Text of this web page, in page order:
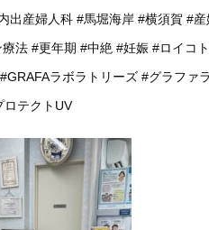
出産婦人科 #馬堀海岸 #横須賀 #産
療法 #更年期 #中絶 #妊娠 #ロイコ
#GRAFAラボラトリーズ #グラファ
ロテクトUV